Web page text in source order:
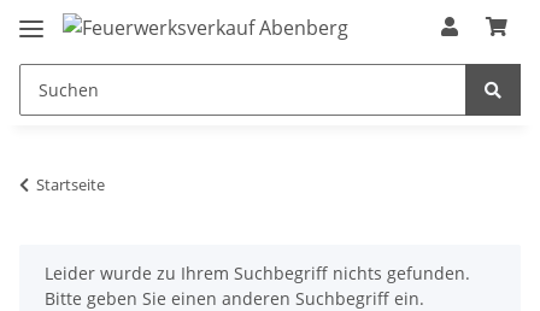
Startseite
xLeider wurde zu Ihrem Suchbegriff nichts gefunden.
Bitte geben Sie einen anderen Suchbegriff ein.